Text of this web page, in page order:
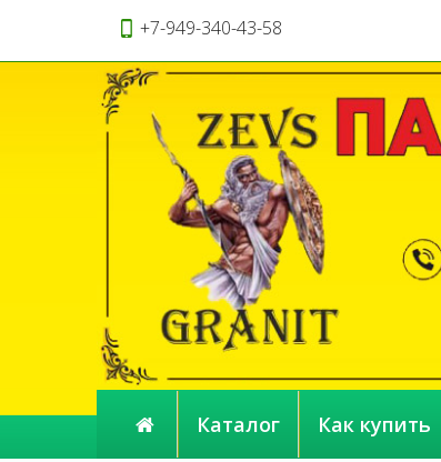
+7-949-340-43-58
Каталог Как купить